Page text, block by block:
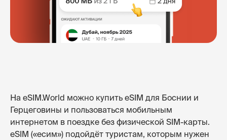
На eSIM.World можно купить eSIM для Боснии и
Герцеговины и пользоваться мобильным
интернетом в поездке без физической SIM-карты.
eSIM («есим») подойдёт туристам, которым нужен